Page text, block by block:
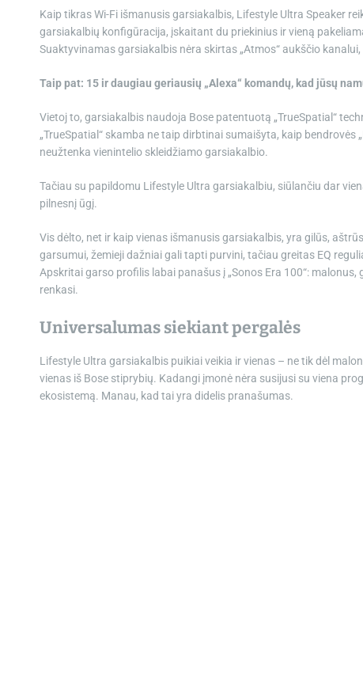
Kaip tikras Wi-Fi išmanusis garsiakalbis, Lifestyle Ultra Speaker
garsiakalbių konfigūracija, įskaitant du priekinius ir vieną
Suaktyvinamas garsiakalbis nėra skirtas „Atmos“ aukščio
Taip pat: 15 ir daugiau geriausių „Alexa“ komandų, kad jūsų
Vietoj to, garsiakalbis naudoja Bose patentuotą „TrueSpatial“
„TrueSpatial“ skamba ne taip dirbtinai sumaišyta, kaip
neužtenka vienintelio skleidžiamo garsiakalbio.
Tačiau su papildomu Lifestyle Ultra garsiakalbiu, siūlančiu dar
pilnesnį ūgį.
Vis dėlto, net ir kaip vienas išmanusis garsiakalbis, yra gilūs,
garsumui, žemieji dažniai gali tapti purvini, tačiau greitas EQ
Apskritai garso profilis labai panašus į „Sonos Era 100“:
renkasi.
Universalumas siekiant pergalės
Lifestyle Ultra garsiakalbis puikiai veikia ir vienas – ne tik dėl
vienas iš Bose stiprybių. Kadangi įmonė nėra susijusi su viena
ekosistemą. Manau, kad tai yra didelis pranašumas.